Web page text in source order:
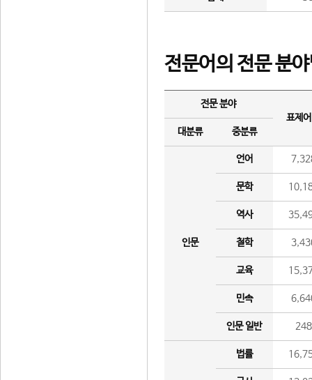
전문어의 전문 분
전문 분야
표제
대분류
중분류
인문
언어
문학
역사
철학
교육
민속
인문 일반 248
법률